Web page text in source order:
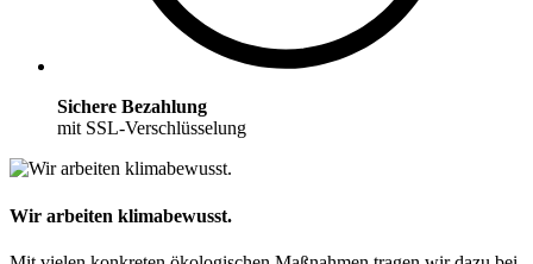
Sichere Bezahlung
mit SSL-Verschlüsselung
Wir arbeiten klimabewusst.